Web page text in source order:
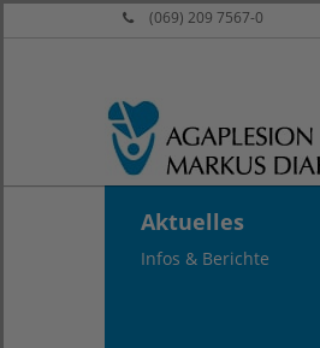
(069) 209 7567-0
Aktuelles
Infos & Berichte